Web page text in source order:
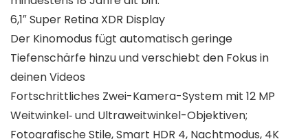
6,1″ Super Retina XDR Display
Der Kinomodus fügt automatisch geringe
Tiefenschärfe hinzu und verschiebt den Fokus in
deinen Videos
Fortschrittliches Zwei-Kamera-System mit 12 MP
Weitwinkel‑ und Ultraweitwinkel-Objektiven;
Fotografische Stile, Smart HDR 4, Nachtmodus, 4K